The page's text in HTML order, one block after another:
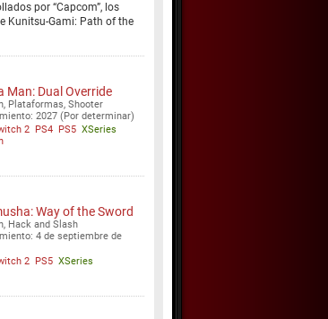
por “Capcom”, los
Kunitsu-Gami: Path of the
Man: Dual Override
Plataformas, Shooter
2027 (Por determinar)
2 PS4 PS5 XSeries
Way of the Sword
Hack and Slash
4 de septiembre de
2 PS5 XSeries